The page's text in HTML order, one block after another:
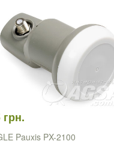
грн.
Pauxis PX-2100